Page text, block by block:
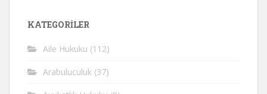
KATEGORİLER
Aile Hukuku (112)
Arabuluculuk (37)